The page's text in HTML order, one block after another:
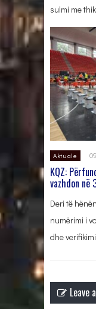
sulmi me
Aktuale
KQZ:
vazhdon
Deri të
numërimi i
dhe
Leave